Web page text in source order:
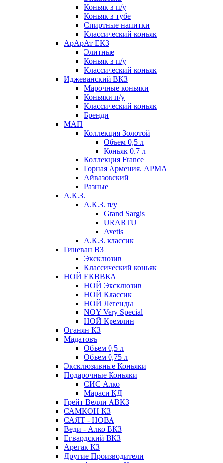
Коньяк в п/у
Коньяк в тубе
Спиртные напитки
Классический коньяк
АрАрАт ЕКЗ
Элитные
Коньяк в п/у
Классический коньяк
Иджеванский ВКЗ
Марочные коньяки
Коньяки п/у
Классический коньяк
Бренди
МАП
Коллекция Золотой
Объем 0,5 л
Коньяк 0,7 л
Коллекция France
Горная Армения. АРМА
Айвазовский
Разные
А.К.З.
А.К.З. п/у
Grand Sargis
URARTU
Avetis
А.К.З. классик
Гиневан ВЗ
Эксклюзив
Классический коньяк
НОЙ ЕКВВКА
НОЙ Эксклюзив
НОЙ Классик
НОЙ Легенды
NOY Very Speсial
НОЙ Кремлин
Оганян КЗ
Мадатовъ
Объем 0,5 л
Объем 0,75 л
Эксклюзивные Коньяки
Подарочные Коньяки
СИС Алко
Мараси КД
Грейт Велли АВКЗ
САМКОН КЗ
САЯТ - НОВА
Веди - Алко ВКЗ
Егвардский ВКЗ
Арегак КЗ
Другие Производители